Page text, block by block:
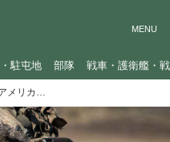
駐屯地 部隊 戦車・護衛艦・